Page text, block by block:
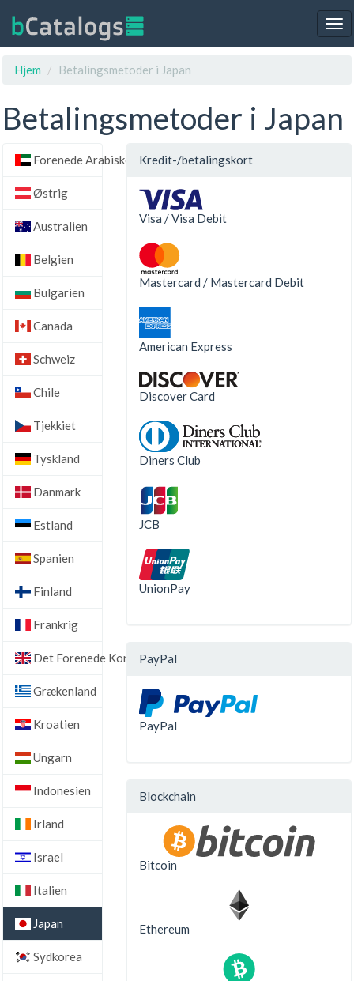
Hjem
Betalingsmetoder i Japan
Betalingsmetoder i Japan
Forenede Arabiske Emirater
Østrig
Australien
Belgien
Bulgarien
Canada
Schweiz
Chile
Tjekkiet
Tyskland
Danmark
Estland
Spanien
Finland
Frankrig
Det Forenede Kongerige
Grækenland
Kroatien
Ungarn
Indonesien
Irland
Israel
Italien
Japan
Sydkorea
Kredit-/betalingskort
Visa / Visa Debit
Mastercard / Mastercard Debit
American Express
Discover Card
Diners Club
JCB
UnionPay
PayPal
PayPal
Blockchain
Bitcoin
Ethereum